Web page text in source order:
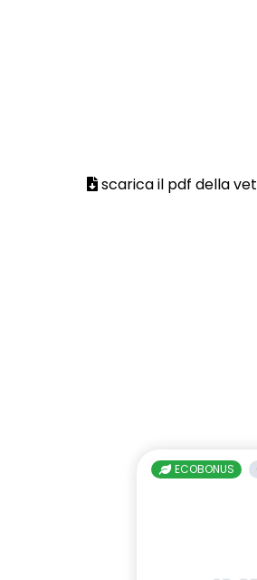
scarica il pdf della
ECOBONUS